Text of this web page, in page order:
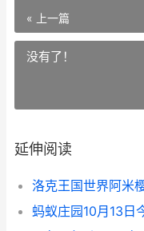
« 上一篇
没有了！
延伸阅读